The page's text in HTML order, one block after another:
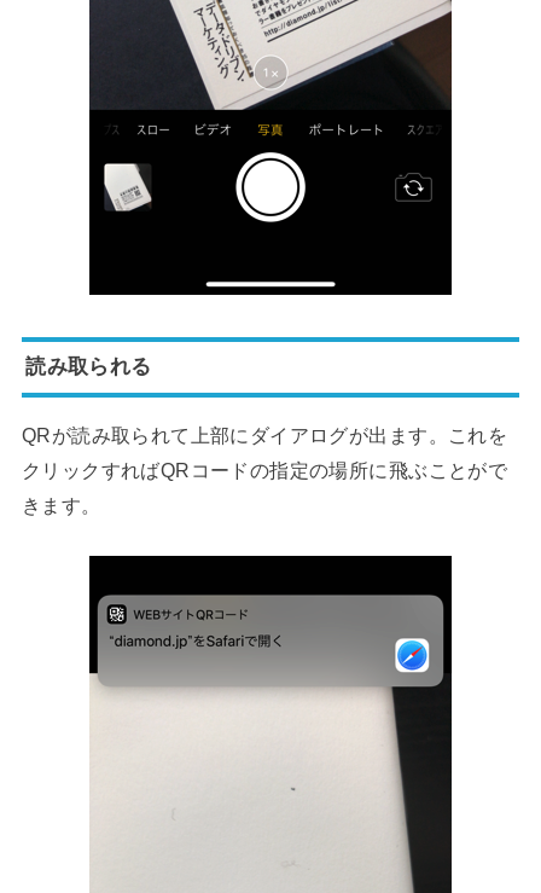
読み取られる
QRが読み取られて上部にダイアログが出ます。これを
クリックすればQRコードの指定の場所に飛ぶことがで
きます。